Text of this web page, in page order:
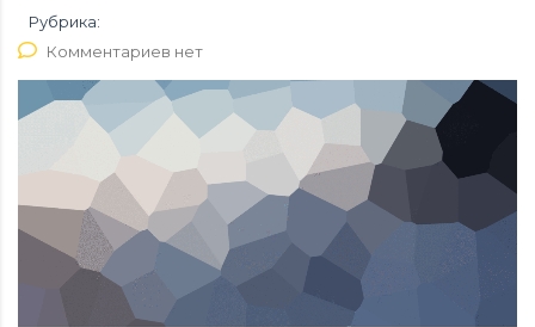
Рубрика:
Комментариев нет